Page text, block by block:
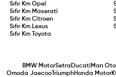
Sıfır KmOpel
Sıfır Km Maserati
Sıfır KmCitroen
Sıfır Km Lexus
Sıfır Km
Toyota
BMW MotorSetra Ducati Man
Omoda JaecooTriumphHonda Motor